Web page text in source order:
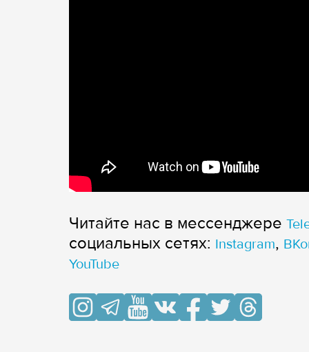
Читайте нас в мессенджере
cоциальных сетях: Instagram,
YouTube